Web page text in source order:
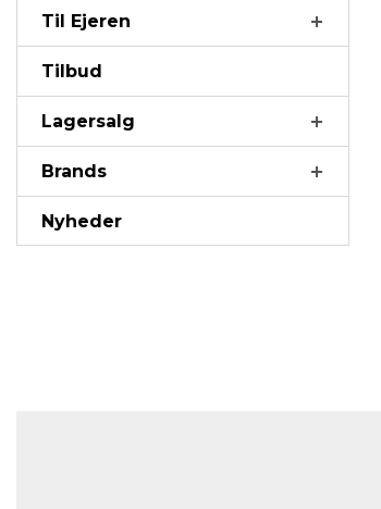
Til Ejeren
Tilbud
Lagersalg
Brands
Nyheder